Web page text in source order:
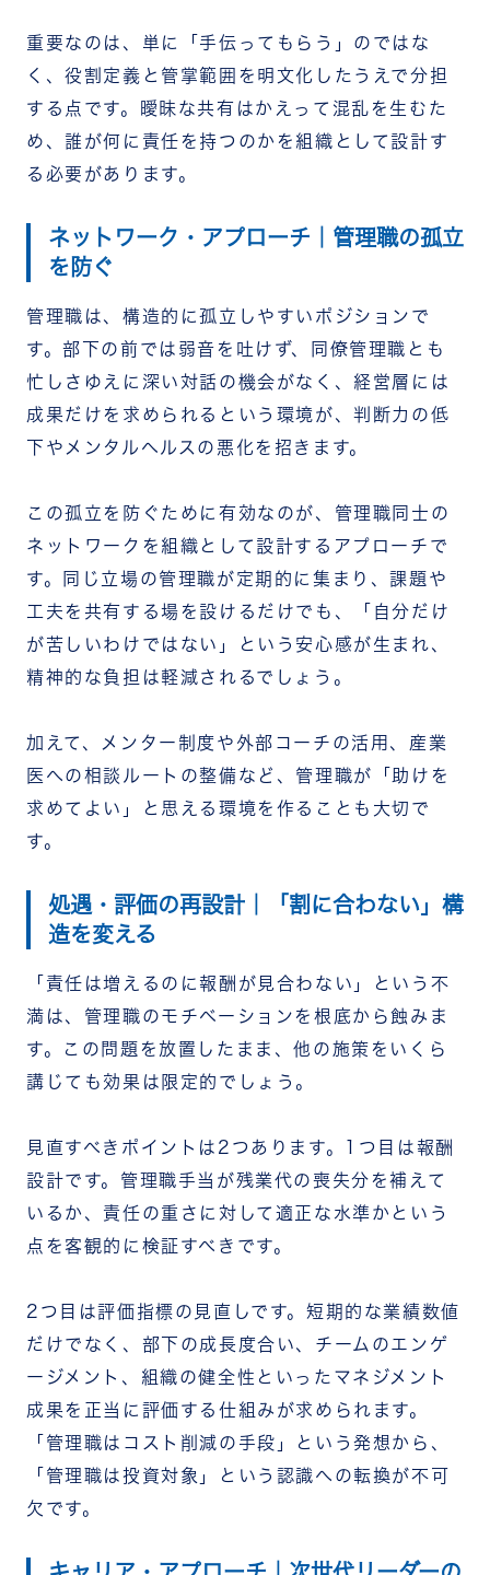
重要なのは、単に「手伝ってもらう」のではな
く、役割定義と管掌範囲を明文化したうえで分担
する点です。曖昧な共有はかえって混乱を生むた
め、誰が何に責任を持つのかを組織として設計す
る必要があります。
ネットワーク・アプローチ｜管理職の孤立
を防ぐ
管理職は、構造的に孤立しやすいポジションで
す。部下の前では弱音を吐けず、同僚管理職とも
忙しさゆえに深い対話の機会がなく、経営層には
成果だけを求められるという環境が、判断力の低
下やメンタルヘルスの悪化を招きます。
この孤立を防ぐために有効なのが、管理職同士の
ネットワークを組織として設計するアプローチで
す。同じ立場の管理職が定期的に集まり、課題や
工夫を共有する場を設けるだけでも、「自分だけ
が苦しいわけではない」という安心感が生まれ、
精神的な負担は軽減されるでしょう。
加えて、メンター制度や外部コーチの活用、産業
医への相談ルートの整備など、管理職が「助けを
求めてよい」と思える環境を作ることも大切で
す。
処遇・評価の再設計｜「割に合わない」構
造を変える
「責任は増えるのに報酬が見合わない」という不
満は、管理職のモチベーションを根底から蝕みま
す。この問題を放置したまま、他の施策をいくら
講じても効果は限定的でしょう。
見直すべきポイントは2つあります。1つ目は報酬
設計です。管理職手当が残業代の喪失分を補えて
いるか、責任の重さに対して適正な水準かという
点を客観的に検証すべきです。
2つ目は評価指標の見直しです。短期的な業績数値
だけでなく、部下の成長度合い、チームのエンゲ
ージメント、組織の健全性といったマネジメント
成果を正当に評価する仕組みが求められます。
「管理職はコスト削減の手段」という発想から、
「管理職は投資対象」という認識への転換が不可
欠です。